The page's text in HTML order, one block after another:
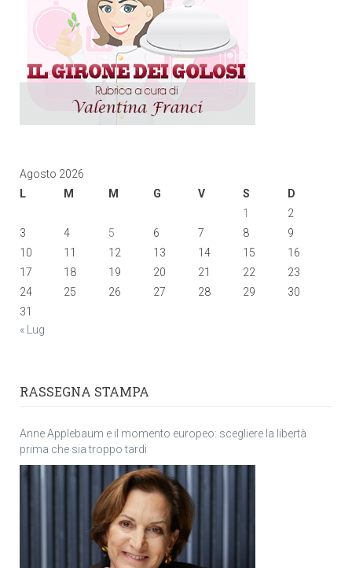
Agosto 2026
L
M M G V S
D
1
2
3
4 5 6 7 8
9
10
11 12 13 14 15
16
17
18 19 20 21 22
23
24
25 26 27 28 29
30
31
« Lug
RASSEGNA STAMPA
Anne Applebaum e il momento europeo: scegliere la libertà
prima che sia troppo tardi